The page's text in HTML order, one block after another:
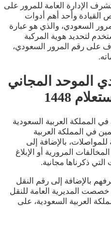
الإدارة العامة للمرور على
القيادة وأحد أهم أدوات
السعودي، والذي هو عبارة
10 أرقام، يُستخدم لتحديد هوية المركبة
على رقم المرور السعودي،
الموحد المجاني
1448
المملكة العربية السعودية
في المملكة العربية
للمواصلات، بالإضافة إلى
المرورية أو الإبلاغ
ذكرناها مجانية.
بالإضافة إلى رقم النقل
المديرية العامة للنقل
العربية السعودية، على